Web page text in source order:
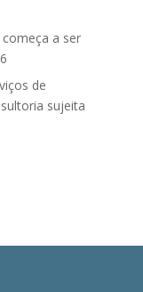
a ser
de
sujeita